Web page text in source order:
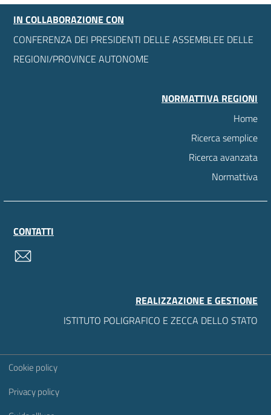
IN COLLABORAZIONE CON
CONFERENZA DEI PRESIDENTI DELLE ASSEMBLEE DELLE
REGIONI/PROVINCE AUTONOME
NORMATTIVA REGIONI
Home
Ricerca semplice
Ricerca avanzata
Normattiva
CONTATTI
REALIZZAZIONE E GESTIONE
ISTITUTO POLIGRAFICO E ZECCA DELLO STATO
Sezione Link Utili
Cookie policy
Privacy policy